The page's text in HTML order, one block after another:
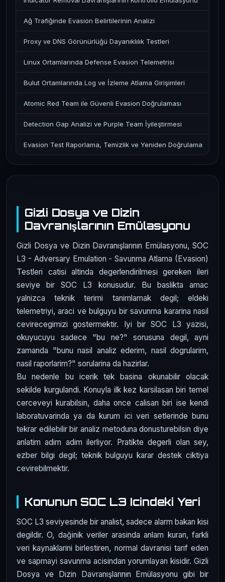
Gizli Dosya ve Dizin
Davranışlarının Emülasyonu
Gizli Dosya ve Dizin Davranışlarının Emülasyonu, SOC
L3 - Adversary Emulation - Savunma Atlama (Evasion)
Testleri catisi altinda degerlendirilmesi gereken ileri
seviye bir SOC L3 konusudur. Bu baslikta amac
yalnizca teknik terimi tanimlamak degil; eldeki
telemetriyi, araci ve bulguyu bir savunma kararina nasil
cevirecegimizi gostermektir. Iyi bir SOC L3 yazisi,
okuyucuyu sadece "bu ne?" sorusuna degil, ayni
zamanda "bunu nasil analiz ederim, nasil dogrularim,
nasil raporlarim?" sorularina da hazirlar.
Bu nedenle bu icerik tek basina okunabilir olacak
sekilde kurgulandi. Konuyla ilk kez karsilasan biri temel
cerceveyi kurabilsin, daha once calisan biri ise kendi
laboratuvarinda ya da kurum ici veri setlerinde bunu
tekrar edilebilir bir analiz metoduna donusturebilsin diye
anlatim adim adim ilerliyor. Pratikte degerli olan sey,
ezber bilgi degil; teknik bulguyu karar destek ciktiya
cevirebilmektir.
Konunun SOC L3 Icindeki Yeri
SOC L3 seviyesinde bir analist, sadece alarm bakan kisi
degildir. O, dağinik veriler arasinda anlam kuran, farkli
veri kaynaklarini birlestiren, normal davranisi tarif eden
ve sapmayi savunma acisindan yorumlayan kisidir. Gizli
Dosya ve Dizin Davranışlarının Emülasyonu gibi bir
Ağ Trafiğinde Evasion Belirtilerinin Analizi
Proxy ve DNS Görünürlüğü Dayanıklılık Testleri
Linux Ortamlarında Defense Evasion Telemetrisi
Bulut Ortamlarında Log ve İzleme Atlama Girişimleri
Atomic Red Team ile Güvenli Evasion Doğrulaması
Detection Gap Analizi ve Purple Team İyileştirmesi
Evasion Test Raporlama, Temizlik ve Yeniden Doğrulama